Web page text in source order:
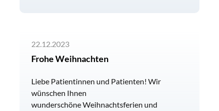
22.12.2023
Frohe Weihnachten
Liebe Patientinnen und Patienten! Wir
wünschen Ihnen
wunderschöne Weihnachtsferien und